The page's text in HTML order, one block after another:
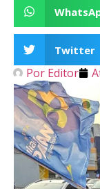
Twitter
Por Editor